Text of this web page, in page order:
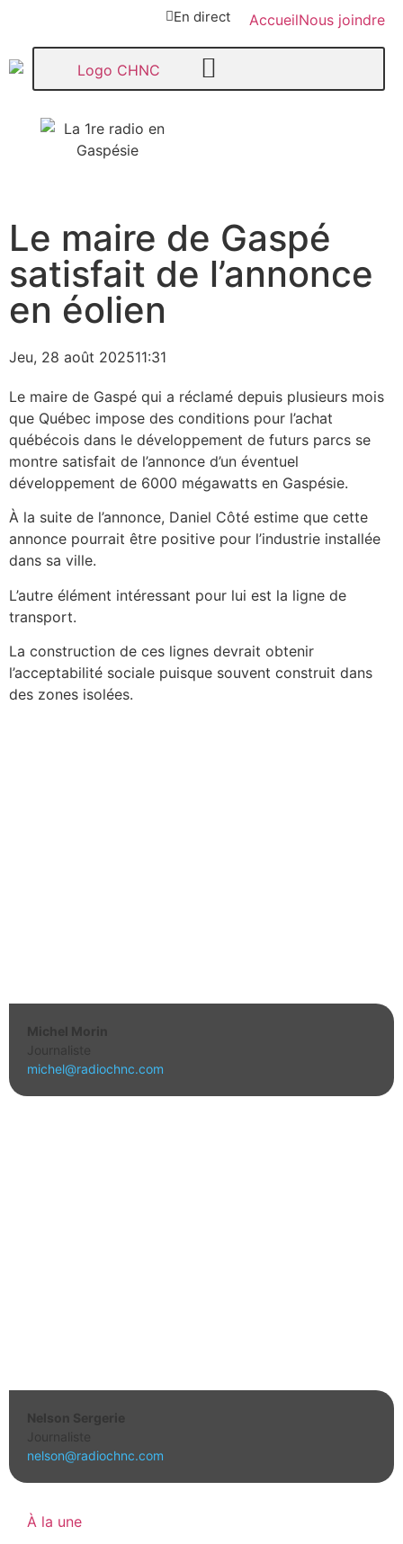
En direct AccueilNous joindre
Paspébiac
Le maire de Gaspé
satisfait de l’annonce
en éolien
Michel Morin
Journaliste
michel@radiochnc.com
Nelson Sergerie
Journaliste
nelson@radiochnc.com
À la une
Jeu, 28 août 202511:31
Le maire de Gaspé qui a réclamé depuis plusieurs mois
que Québec impose des conditions pour l’achat
québécois dans le développement de futurs parcs se
montre satisfait de l’annonce d’un éventuel
développement de 6000 mégawatts en Gaspésie.
À la suite de l’annonce, Daniel Côté estime que cette
annonce pourrait être positive pour l’industrie installée
dans sa ville.
L’autre élément intéressant pour lui est la ligne de
transport.
La construction de ces lignes devrait obtenir
l’acceptabilité sociale puisque souvent construit dans
des zones isolées.